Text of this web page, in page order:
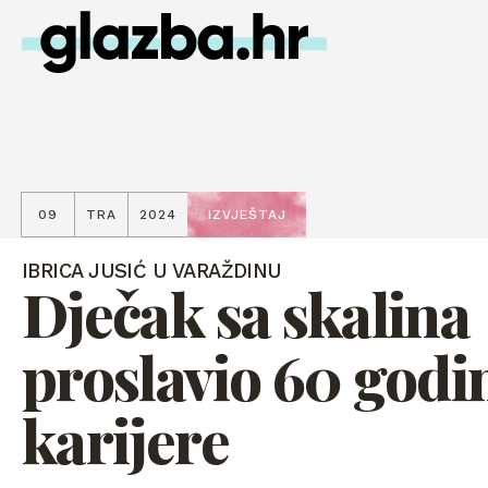
09 TRA 2024 IZVJEŠTAJ
IBRICA JUSIĆ U VARAŽDINU
Dječak sa skalina
proslavio 60
karijere